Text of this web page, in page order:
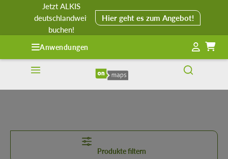
springen
Jetzt ALKIS
deutschlandweit
buchen!
Hier geht es zum Angebot!
Anwendungen
Produkte filtern